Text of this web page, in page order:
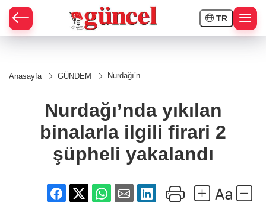
TR
Anasayfa GÜNDEM
Nurdağı’nda
ilgili firari 2
şüpheli
yakalandı
Nurdağı’nda yıkılan
binalarla ilgili firari 2
şüpheli yakalandı